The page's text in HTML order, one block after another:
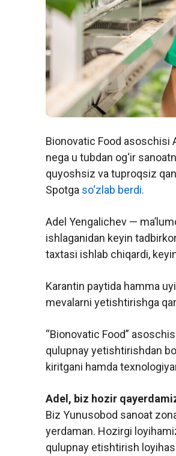
Bionovatic Food asoschisi
nega u tubdan og‘ir
quyoshsiz va tuproqsiz
Spotga so‘zlab berdi.
Adel Yengalichev —
ishlaganidan keyin
taxtasi ishlab chiqardi,
Karantin paytida hamma
mevalarni yetishtirishga
“Bionovatic Food”
qulupnay yetishtirishdan
kiritgani hamda
Adel, biz hozir
Biz Yunusobod sanoat
yerdaman. Hozirgi
qulupnay etishtirish